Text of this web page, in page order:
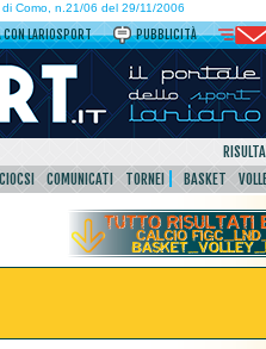
Como, n.21/06 del 29/11/2006
CON LARIOSPORT PUBBLICITÀ
COMUNICATI TORNEI BASKET